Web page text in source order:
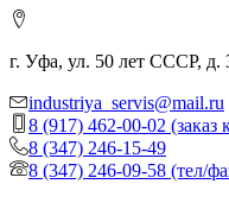
г. Уфа, ул. 50 лет СССР, д.
industriya_servis@mail.ru
8 (917) 462-00-02
8 (347) 246-15-49
8 (347) 246-09-58 (тел/